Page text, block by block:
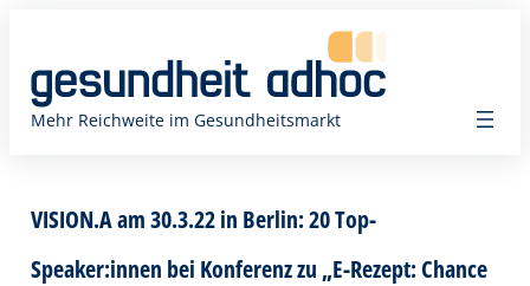
springen
Mehr Reichweite im Gesundheitsmarkt
VISION.A am 30.3.22 in Berlin: 20 Top-
Speaker:innen bei Konferenz zu „E-Rezept: Chance